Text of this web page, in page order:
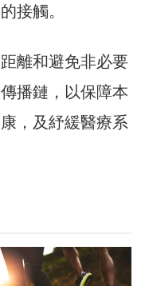
接觸。
離和避免非必要
播鏈，以保障本
，及紓緩醫療系